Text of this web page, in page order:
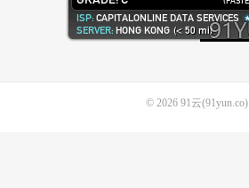
© 2026 91云(91yun.co)